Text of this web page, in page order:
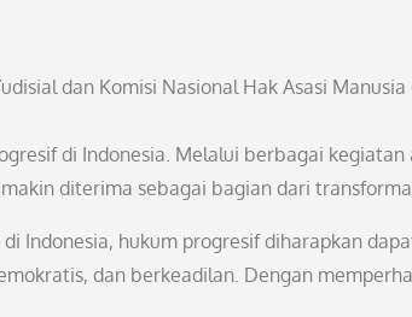
dan Komisi Nasional Hak Asasi Manusia
di Indonesia. Melalui berbagai
diterima sebagai bagian dari
Indonesia, hukum progresif diharapkan
dan berkeadilan. Dengan